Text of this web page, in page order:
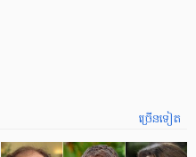
ច្រើនទៀត